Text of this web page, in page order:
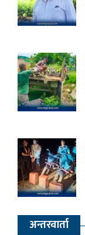
अन्तरवार्ता